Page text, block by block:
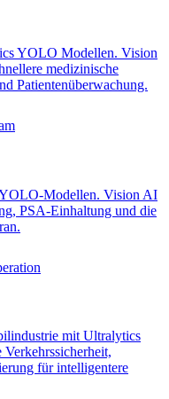
YOLO Modellen. Vision
medizinische
Patientenüberwachung.
Modellen. Vision AI
PSA-Einhaltung und die
mit Ultralytics
für intelligentere